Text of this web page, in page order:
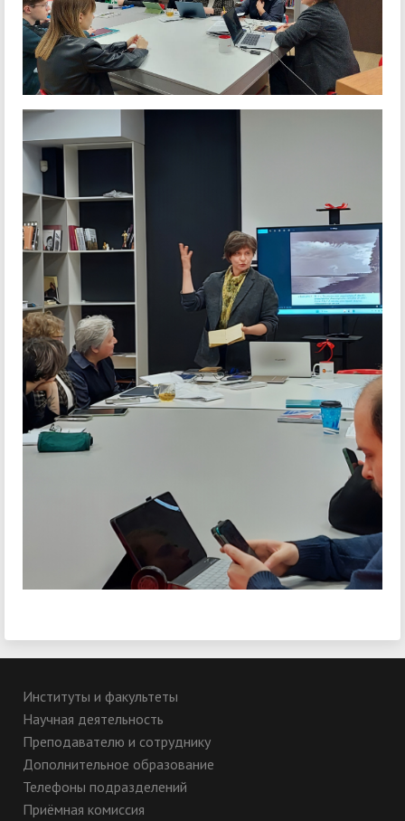
Институты и факультеты
Научная деятельность
Преподавателю и сотруднику
Дополнительное образование
Телефоны подразделений
Приёмная комиссия